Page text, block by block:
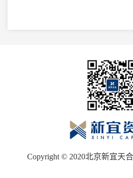
Copyright © 2020北京新宜天